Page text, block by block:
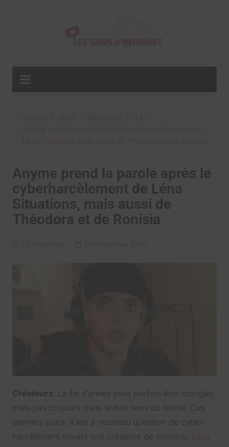
Anyme prend la parole après le
cyberharcèlement de Léna
Situations, mais aussi de
Théodora et de Ronisia
Créateurs . La fin d’année peut parfois être chargée,
mais pas toujours dans le bon sens du terme. Ces
derniers jours, il est à nouveau question de cyber-
harcèlement envers une créatrice de contenu,